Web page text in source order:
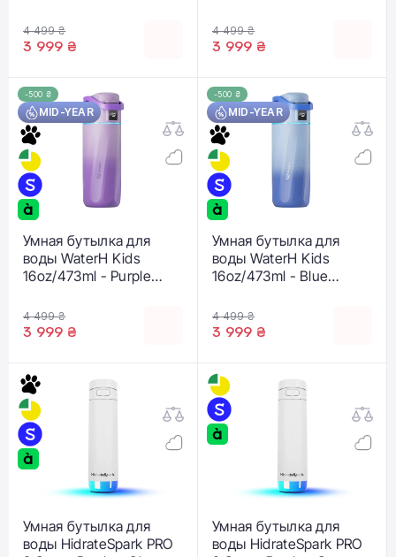
NA-WH)
4 499 ₴
3 999 ₴
NA-WH)
4 499 ₴
3 999 ₴
-500 ₴
MID-YEAR
Умная бутылка для
воды WaterH Kids
16oz/473ml - Purple
NA-WH)
4 499 ₴
3 999 ₴
-500 ₴
MID-YEAR
Умная бутылка для
воды WaterH Kids
16oz/473ml - Blue
NA-WH)
4 499 ₴
3 999 ₴
Умная бутылка для
воды HidrateSpark PRO
Умная бутылка для
воды HidrateSpark PRO